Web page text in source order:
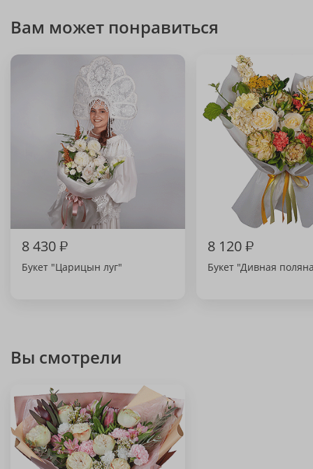
Вам может понравиться
8 430₽
Букет "Царицын луг"
8 120₽
Букет "Дивная
Вы смотрели